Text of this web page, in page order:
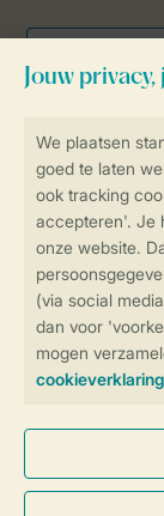
Veilig en
Veilige
Veilige